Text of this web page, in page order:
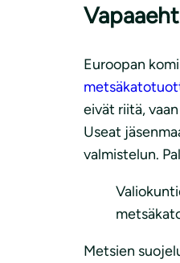
Euroopan
eivät riitä,
Useat
valmistelun.
Metsien